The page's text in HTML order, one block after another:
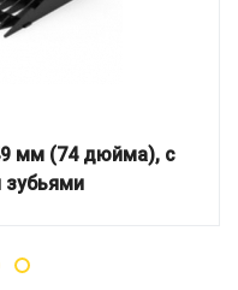
мм (74 дюйма), с
зубьями